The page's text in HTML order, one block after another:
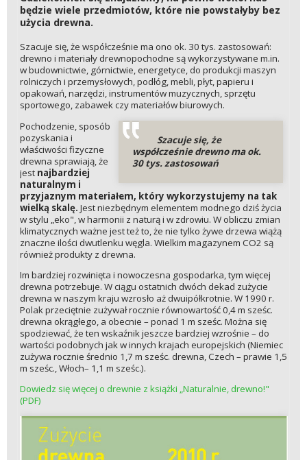
będzie wiele przedmiotów, które nie powstałyby bez
użycia drewna.
Szacuje się, że współcześnie ma ono ok. 30 tys. zastosowań:
drewno i materiały drewnopochodne są wykorzystywane m.in.
w budownictwie, górnictwie, energetyce, do produkcji maszyn
rolniczych i przemysłowych, podłóg, mebli, płyt, papieru i
opakowań, narzędzi, instrumentów muzycznych, sprzętu
sportowego, zabawek czy materiałów biurowych.
Szacuje się, że
współcześnie drewno ma ok.
30 tys. zastosowań
Pochodzenie, sposób
pozyskania i
właściwości fizyczne
drewna sprawiają, że
jest najbardziej
naturalnym i
przyjaznym materiałem, który wykorzystujemy na tak
wielką skalę. Jest niezbędnym elementem modnego dziś życia
w stylu „eko", w harmonii z naturą i w zdrowiu. W obliczu zmian
klimatycznych ważne jest też to, że nie tylko żywe drzewa wiążą
znaczne ilości dwutlenku węgla. Wielkim magazynem CO2 są
również produkty z drewna.
Im bardziej rozwinięta i nowoczesna gospodarka, tym więcej
drewna potrzebuje. W ciągu ostatnich dwóch dekad zużycie
drewna w naszym kraju wzrosło aż dwuipółkrotnie. W 1990 r.
Polak przeciętnie zużywał rocznie równowartość 0,4 m sześc.
drewna okrągłego, a obecnie – ponad 1 m sześc. Można się
spodziewać, że ten wskaźnik jeszcze bardziej wzrośnie – do
wartości podobnych jak w innych krajach europejskich (Niemiec
zużywa rocznie średnio 1,7 m sześc. drewna, Czech – prawie 1,5
m sześc., Włoch– 1,1 m sześc.).
Dowiedz się więcej o drewnie z książki „Naturalnie, drewno!"
(PDF)